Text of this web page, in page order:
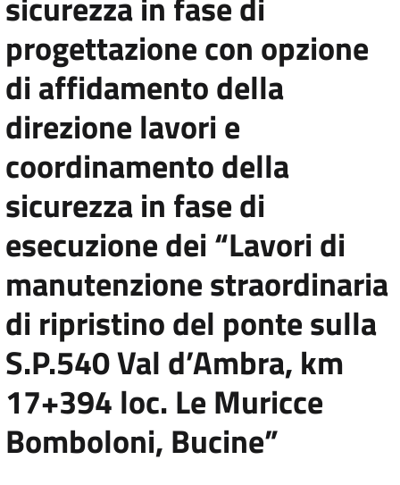
progettazione con opzione
di affidamento della
direzione lavori e
coordinamento della
sicurezza in fase di
esecuzione dei “Lavori di
manutenzione straordinaria
di ripristino del ponte sulla
S.P.540 Val d’Ambra, km
17+394 loc. Le Muricce
Bomboloni, Bucine”